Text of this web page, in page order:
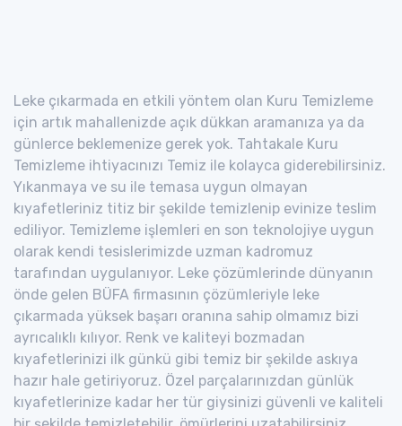
Leke çıkarmada en etkili yöntem olan Kuru Temizleme
için artık mahallenizde açık dükkan aramanıza ya da
günlerce beklemenize gerek yok. Tahtakale Kuru
Temizleme ihtiyacınızı Temiz ile kolayca giderebilirsiniz.
Yıkanmaya ve su ile temasa uygun olmayan
kıyafetleriniz titiz bir şekilde temizlenip evinize teslim
ediliyor. Temizleme işlemleri en son teknolojiye uygun
olarak kendi tesislerimizde uzman kadromuz
tarafından uygulanıyor. Leke çözümlerinde dünyanın
önde gelen BÜFA firmasının çözümleriyle leke
çıkarmada yüksek başarı oranına sahip olmamız bizi
ayrıcalıklı kılıyor. Renk ve kaliteyi bozmadan
kıyafetlerinizi ilk günkü gibi temiz bir şekilde askıya
hazır hale getiriyoruz. Özel parçalarınızdan günlük
kıyafetlerinize kadar her tür giysinizi güvenli ve kaliteli